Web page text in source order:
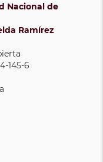
Nacional de
Ramírez
145-6